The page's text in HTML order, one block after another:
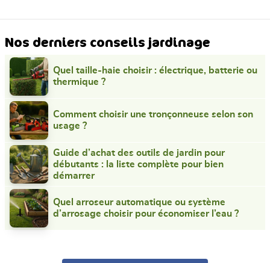
Nos derniers conseils jardinage
Quel taille-haie choisir : électrique, batterie ou
thermique ?
Comment choisir une tronçonneuse selon son
usage ?
Guide d’achat des outils de jardin pour
débutants : la liste complète pour bien
démarrer
Quel arroseur automatique ou système
d’arrosage choisir pour économiser l’eau ?